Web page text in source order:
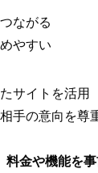
ながる
やすい
サイトを活用
手の意向を尊
金や機能を事